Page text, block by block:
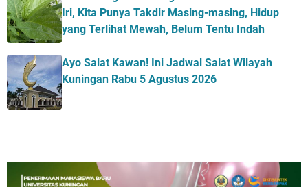
Iri, Kita Punya Takdir Masing-masing, Hidup
yang Terlihat Mewah, Belum Tentu Indah
Ayo Salat Kawan! Ini Jadwal Salat Wilayah
Kuningan Rabu 5 Agustus 2026